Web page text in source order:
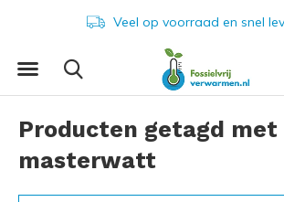
Veel op voorraad en snel
Producten getagd met
masterwatt